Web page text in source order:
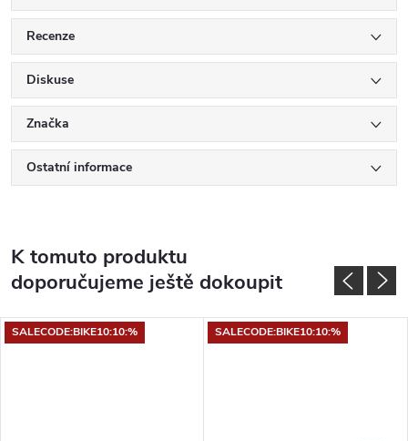
Recenze
Diskuse
Značka
Ostatní informace
K tomuto produktu
doporučujeme ještě dokoupit
SALECODE:BIKE10:10:% SALECODE:BIKE10:10:%